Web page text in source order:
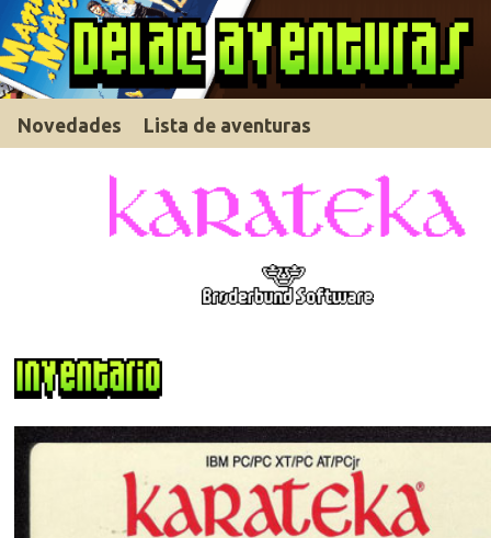
Novedades Lista de aventuras